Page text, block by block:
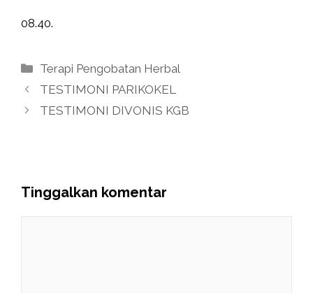
08.40.
Kategori
Terapi Pengobatan Herbal
TESTIMONI PARIKOKEL
TESTIMONI DIVONIS KGB
Tinggalkan komentar